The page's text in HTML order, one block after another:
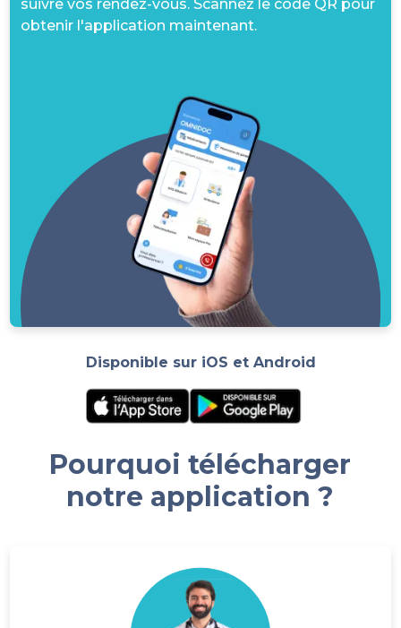
suivre vos rendez-vous. Scannez le code QR pour
obtenir l'application maintenant.
Disponible sur iOS et Android
Pourquoi télécharger
notre application ?